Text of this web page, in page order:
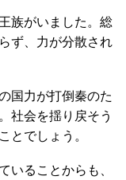
族がいました。総
ず、力が分散され
国力が打倒秦のた
社会を揺り戻そう
とでしょう。
いることからも、